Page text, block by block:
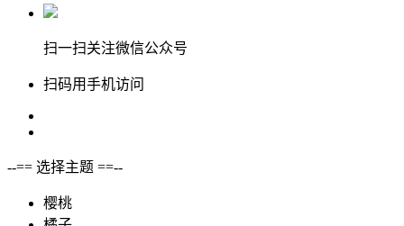
扫一扫关注微信公众号
扫码用手机访问
--== 选择主题 ==--
樱桃